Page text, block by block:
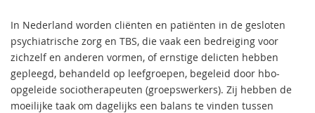
In Nederland worden cliënten en patiënten in de gesloten
psychiatrische zorg en TBS, die vaak een bedreiging voor
zichzelf en anderen vormen, of ernstige delicten hebben
gepleegd, behandeld op leefgroepen, begeleid door hbo-
opgeleide sociotherapeuten (groepswerkers). Zij hebben de
moeilijke taak om dagelijks een balans te vinden tussen